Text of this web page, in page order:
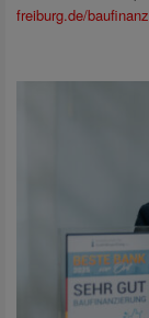
freiburg.de/